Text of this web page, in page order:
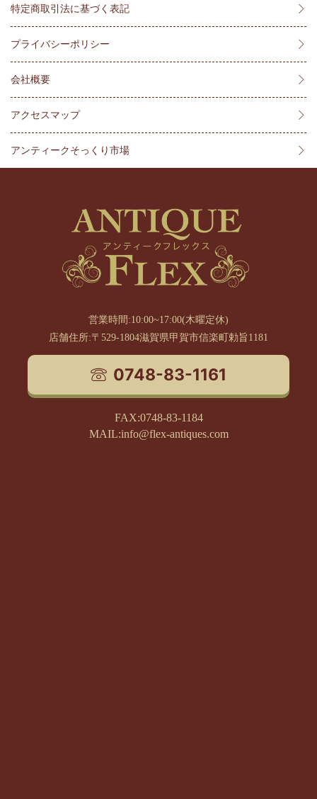
特定商取引法に基づく表記
プライバシーポリシー
会社概要
アクセスマップ
アンティークそっくり市場
営業時間:10:00~17:00(木曜定休)
店舗住所:〒529-1804滋賀県甲賀市信楽町勅旨1181
0748-83-1161
FAX:0748-83-1184
MAIL:info@flex-antiques.com